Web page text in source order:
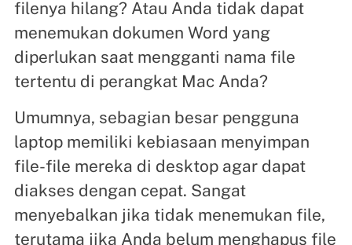
filenya hilang? Atau Anda tidak dapat
menemukan dokumen Word yang
diperlukan saat mengganti nama file
tertentu di perangkat Mac Anda?
Umumnya, sebagian besar pengguna
laptop memiliki kebiasaan menyimpan
file-file mereka di desktop agar dapat
diakses dengan cepat. Sangat
menyebalkan jika tidak menemukan file,
terutama jika Anda belum menghapus file